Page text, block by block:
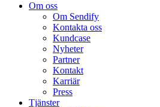
Om oss
Om Sendify
Kontakta oss
Kundcase
Nyheter
Partner
Kontakt
Karriär
Press
Tjänster